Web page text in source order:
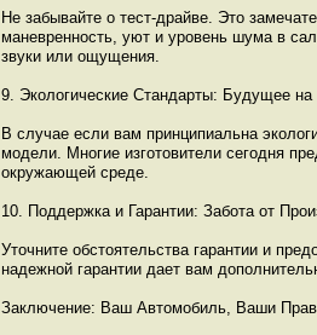
Не забывайте о тест-драйве. Это
маневренность, уют и уровень шума в
звуки или ощущения.
9. Экологические Стандарты: Будущее
В случае если вам принципиальна
модели. Многие изготовители сегодня
окружающей среде.
10. Поддержка и Гарантии: Забота от
Уточните обстоятельства гарантии и
надежной гарантии дает вам
Заключение: Ваш Автомобиль, Ваши